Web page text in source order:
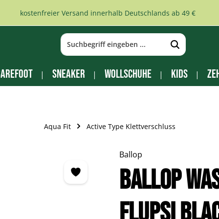
kostenfreier Versand innerhalb Deutschlands ab 49 €
Sneaker Wollschuhe Kids
Aqua Fit Active Type Klettverschluss
Ballop
Ballop